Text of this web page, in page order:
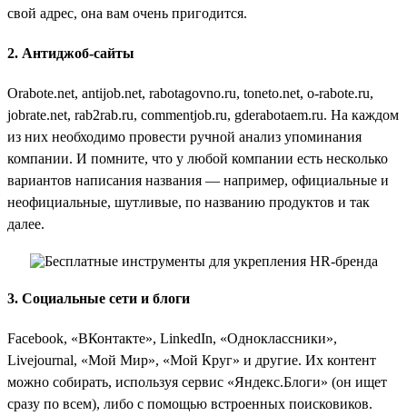
свой адрес, она вам очень пригодится.
2. Антиджоб-сайты
Orabote.net, antijob.net, rabotagovno.ru, toneto.net, o-rabote.ru,
jobrate.net, rab2rab.ru, commentjob.ru, gderabotaem.ru. На каждом
из них необходимо провести ручной анализ упоминания
компании. И помните, что у любой компании есть несколько
вариантов написания названия — например, официальные и
неофициальные, шутливые, по названию продуктов и так
далее.
3. Социальные сети и блоги
Facebook, «ВКонтакте», LinkedIn, «Одноклассники»,
Livejournal, «Мой Мир», «Мой Круг» и другие. Их контент
можно собирать, используя сервис «Яндекс.Блоги» (он ищет
сразу по всем), либо с помощью встроенных поисковиков.